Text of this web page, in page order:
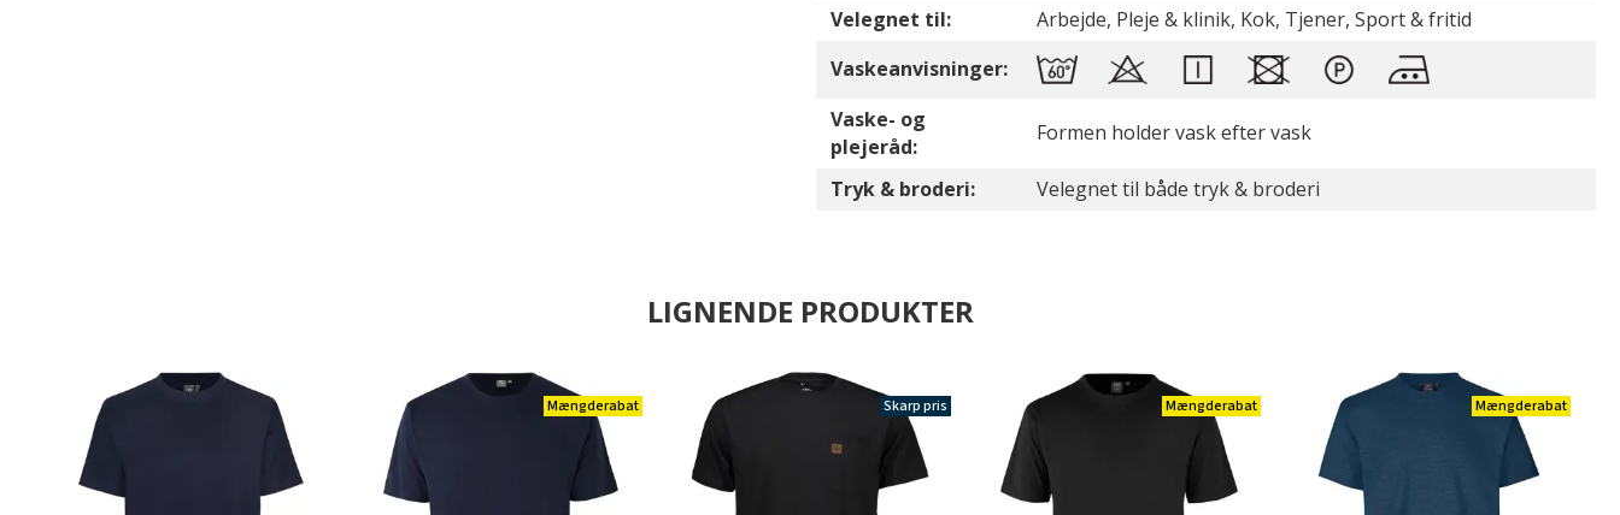
Velegnet til:
Arbejde, Pleje & klinik, Kok, Tjener, Sport & fritid
Vaskeanvisninger:
Vaske- og
plejeråd:
Formen holder vask efter vask
Tryk & broderi: Velegnet til både tryk & broderi
LIGNENDE PRODUKTER
Mængderabat Skarp pris Mængderabat Mængderabat